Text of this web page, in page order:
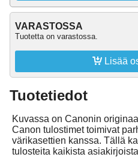
VARASTOSSA
Tuotetta on varastossa.
 Lisää
Tuotetiedot
Kuvassa on Canonin
Canon tulostimet toimivat
värikasettien kanssa. Tällä
tulosteita kaikista